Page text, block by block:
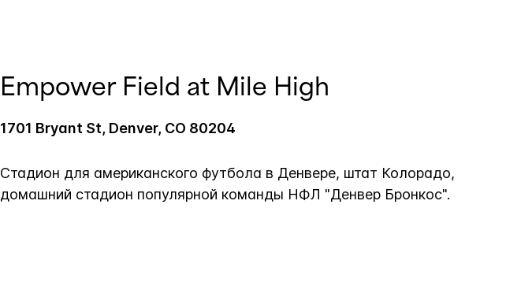
Empower Field at Mile High
1701 Bryant St, Denver, CO 80204
Стадион для американского футбола в Денвере, штат Колорадо,
домашний стадион популярной команды НФЛ "Денвер Бронкос".